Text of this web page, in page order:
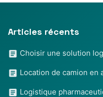
Articles récents
Choisir une solution
Location de camion en
Logistique